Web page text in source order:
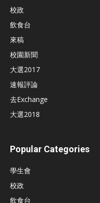
校政
飲食台
來稿
校園新聞
大選2017
速報評論
去Exchange
大選2018
Popular Categories
學生會
校政
飲食台